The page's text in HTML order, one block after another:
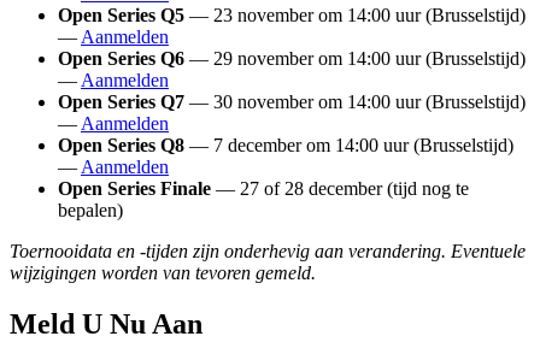
Open Series Q5 — 23 november om 14:00 uur (Brusselstijd)
— Aanmelden
Open Series Q6 — 29 november om 14:00 uur (Brusselstijd)
— Aanmelden
Open Series Q7 — 30 november om 14:00 uur (Brusselstijd)
— Aanmelden
Open Series Q8 — 7 december om 14:00 uur (Brusselstijd)
— Aanmelden
Open Series Finale — 27 of 28 december (tijd nog te
bepalen)
Toernooidata en -tijden zijn onderhevig aan verandering. Eventuele
wijzigingen worden van tevoren gemeld.
Meld U Nu Aan